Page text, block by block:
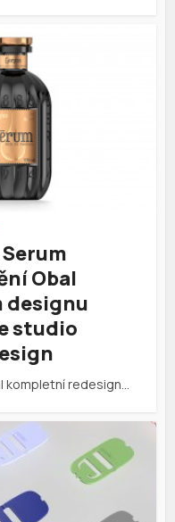
Obal
designu
studio
redesign…